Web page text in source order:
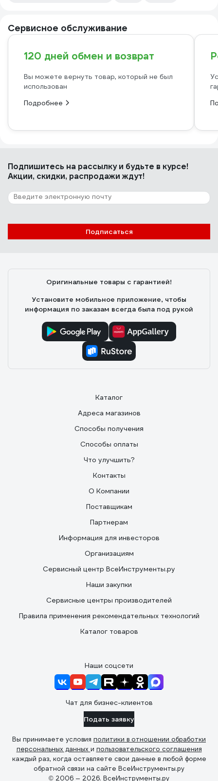
Сервисное обслуживание
120 дней обмен и возврат
Вы можете вернуть товар, который не был
использован
Подробнее
Подпишитесь на рассылкуи будьте в курсе!
Акции, скидки, распродажи ждут!
Подписаться
Оригинальные товары с гарантией!
Установите мобильное приложение, чтобы
информация по заказам всегда была под рукой
Каталог
Адреса магазинов
Способы получения
Способы оплаты
Что улучшить?
Контакты
О Компании
Поставщикам
Партнерам
Информация для инвесторов
Организациям
Сервисный центр ВсеИнструменты.ру
Наши закупки
Сервисные центры производителей
Правила применения рекомендательных технологий
Каталог товаров
Наши соцсети
Чат для бизнес-клиентов
Подать заявку
Вы принимаете условия политики в отношении обработки
персональных данных и пользовательского соглашения
каждый раз, когда оставляете свои данные в любой форме
обратной связи на сайте ВсеИнструменты.ру
© 2006 — 2026. ВсеИнструменты.ру